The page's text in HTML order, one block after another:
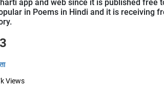
app and web since it is published free
in Poems in Hindi and it is receiving
Views